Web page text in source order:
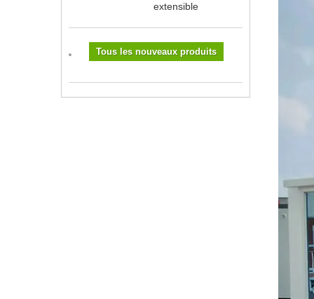
extensible
Tous les nouveaux produits